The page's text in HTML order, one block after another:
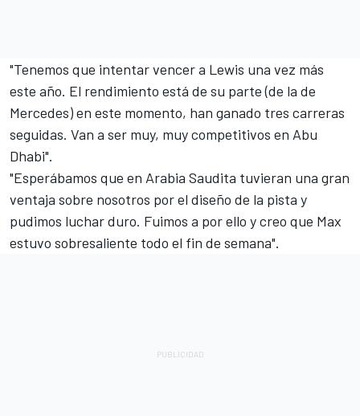
"Tenemos que intentar vencer a Lewis una vez más
este año. El rendimiento está de su parte (de la de
Mercedes) en este momento, han ganado tres carreras
seguidas. Van a ser muy, muy competitivos en Abu
Dhabi".
"Esperábamos que en Arabia Saudita tuvieran una gran
ventaja sobre nosotros por el diseño de la pista y
pudimos luchar duro. Fuimos a por ello y creo que Max
estuvo sobresaliente todo el fin de semana".